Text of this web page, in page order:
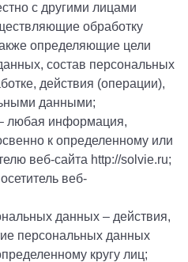
с другими лицами
обработку
определяющие цели
состав персональных
действия (операции),
данными;
любая информация,
к определенному или
веб-сайта http://solvie.ru;
веб-
данных – действия,
персональных данных
кругу лиц;